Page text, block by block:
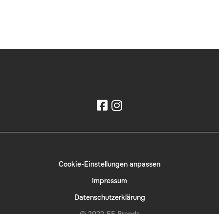
Cookie-Einstellungen anpassen
Impressum
Datenschutzerklärung